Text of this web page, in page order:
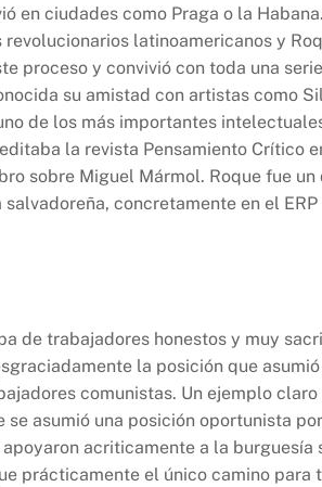
en ciudades como Praga o la
latinoamericanos y
proceso y convivió con toda una
su amistad con artistas como
de los más importantes
la revista Pensamiento Crítico
sobre Miguel Mármol. Roque fue
concretamente en el
de trabajadores honestos y muy
la posición que
comunistas. Un ejemplo claro
asumió una posición oportunista
acriticamente a la burguesía
prácticamente el único camino para